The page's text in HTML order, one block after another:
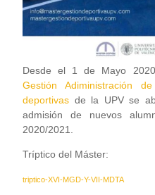
Desde el 1 de Mayo
Gestión Adiministración
deportivas de la UPV se
admisión de nuevos
2020/2021.
Tríptico del Máster:
triptico-XVI-MGD-Y-VII-MDTA